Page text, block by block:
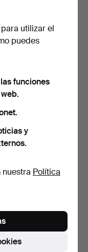
AMUNDSEN. sofá,
tapicería d…
utilizar el
puedes
funciones
y
Política